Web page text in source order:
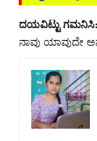
ದಯವಿಟ್ಟು ಗಮನಿಸಿ:
ನಾವು ಯಾವುದೇ